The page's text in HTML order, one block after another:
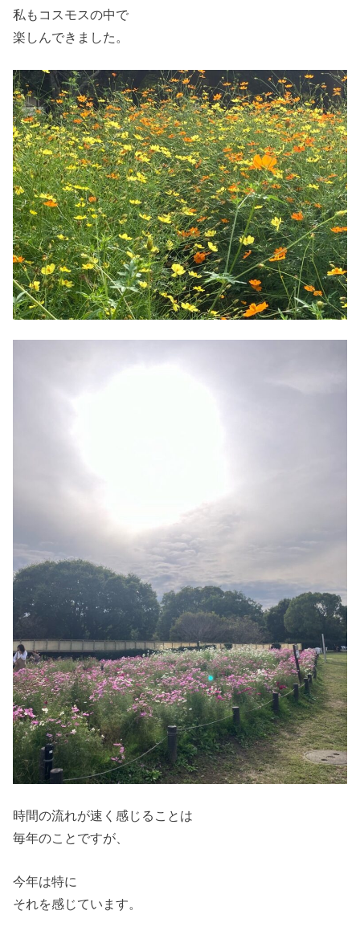
私もコスモスの中で
楽しんできました。
時間の流れが速く感じることは
毎年のことですが、
今年は特に
それを感じています。